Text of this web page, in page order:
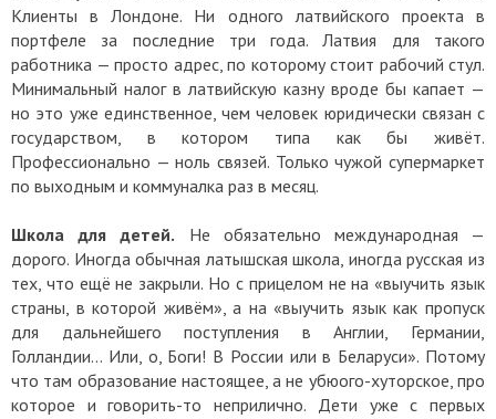
Клиенты в Лондоне. Ни одного латвийского проекта в
портфеле за последние три года. Латвия для такого
работника — просто адрес, по которому стоит рабочий стул.
Минимальный налог в латвийскую казну вроде бы капает —
но это уже единственное, чем человек юридически связан с
государством, в котором типа как бы живёт.
Профессионально — ноль связей. Только чужой супермаркет
по выходным и коммуналка раз в месяц.
Школа для детей. Не обязательно международная —
дорого. Иногда обычная латышская школа, иногда русская из
тех, что ещё не закрыли. Но с прицелом не на «выучить язык
страны, в которой живём», а на «выучить язык как пропуск
для дальнейшего поступления в Англии, Германии,
Голландии… Или, о, Боги! В России или в Беларуси». Потому
что там образование настоящее, а не убюого-хуторское, про
которое и говорить-то неприлично. Дети уже с первых